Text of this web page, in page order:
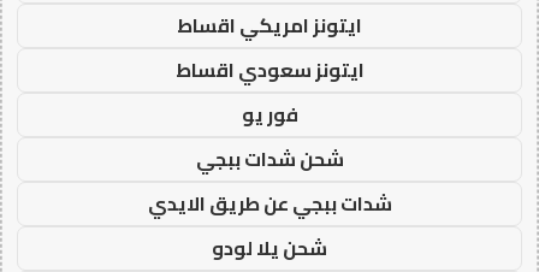
ايتونز امريكي اقساط
ايتونز سعودي اقساط
فور يو
شحن شدات ببجي
شدات ببجي عن طريق الايدي
شحن يلا لودو